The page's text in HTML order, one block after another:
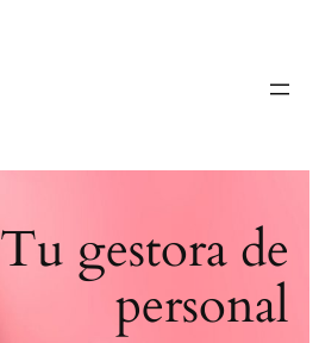
Tu gestora de
personal